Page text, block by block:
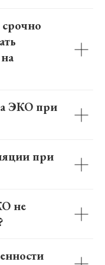
ЭКО при
при
не